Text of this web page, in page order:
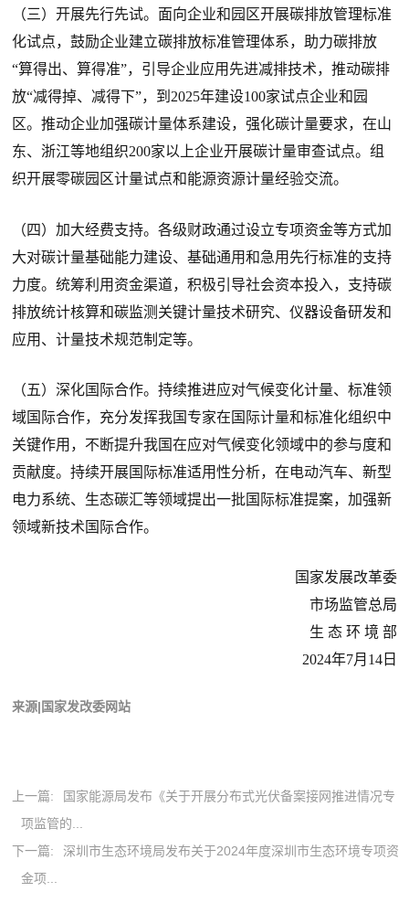
（三）开展先行先试。面向企业和园区开展碳排放管理标准
化试点，鼓励企业建立碳排放标准管理体系，助力碳排放
“算得出、算得准”，引导企业应用先进减排技术，推动碳排
放“减得掉、减得下”，到2025年建设100家试点企业和园
区。推动企业加强碳计量体系建设，强化碳计量要求，在山
东、浙江等地组织200家以上企业开展碳计量审查试点。组
织开展零碳园区计量试点和能源资源计量经验交流。
（四）加大经费支持。各级财政通过设立专项资金等方式加
大对碳计量基础能力建设、基础通用和急用先行标准的支持
力度。统筹利用资金渠道，积极引导社会资本投入，支持碳
排放统计核算和碳监测关键计量技术研究、仪器设备研发和
应用、计量技术规范制定等。
（五）深化国际合作。持续推进应对气候变化计量、标准领
域国际合作，充分发挥我国专家在国际计量和标准化组织中
关键作用，不断提升我国在应对气候变化领域中的参与度和
贡献度。持续开展国际标准适用性分析，在电动汽车、新型
电力系统、生态碳汇等领域提出一批国际标准提案，加强新
领域新技术国际合作。
国家发展改革委
市场监管总局
生 态 环 境 部
2024年7月14日
来源|国家发改委网站
上一篇:
国家能源局发布《关于开展分布式光伏备案接网推进情况专
项监管的...
下一篇:
深圳市生态环境局发布关于2024年度深圳市生态环境专项资
金项...